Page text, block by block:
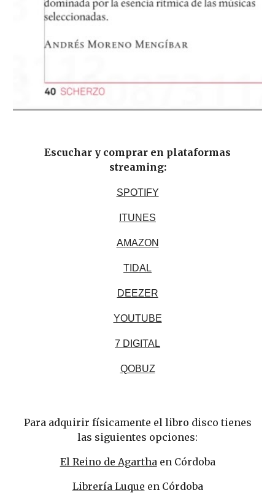
Escuchar y comprar en plataformas
streaming:
SPOTIFY
ITUNES
AMAZON
TIDAL
DEEZER
YOUTUBE
7 DIGITAL
QOBUZ
Para adquirir físicamente el libro disco tienes
las siguientes opciones:
El Reino de Agarthaen Córdoba
Librería Luque en Córdoba